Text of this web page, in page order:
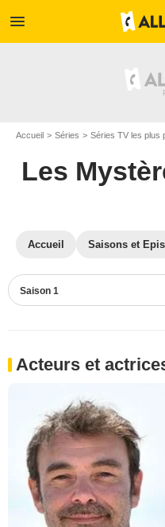
menu
Accueil Séries Séries TV les plus
Les
Accueil Saisons et
Saison 1
Acteurs et